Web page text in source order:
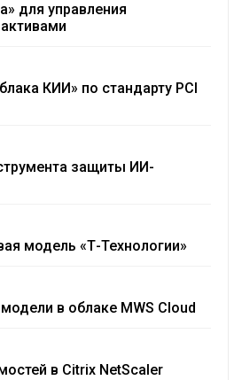
для управления
КИИ» по стандарту PCI
защиты ИИ-
модель «Т-Технологии»
в облаке MWS Cloud
в Citrix NetScaler